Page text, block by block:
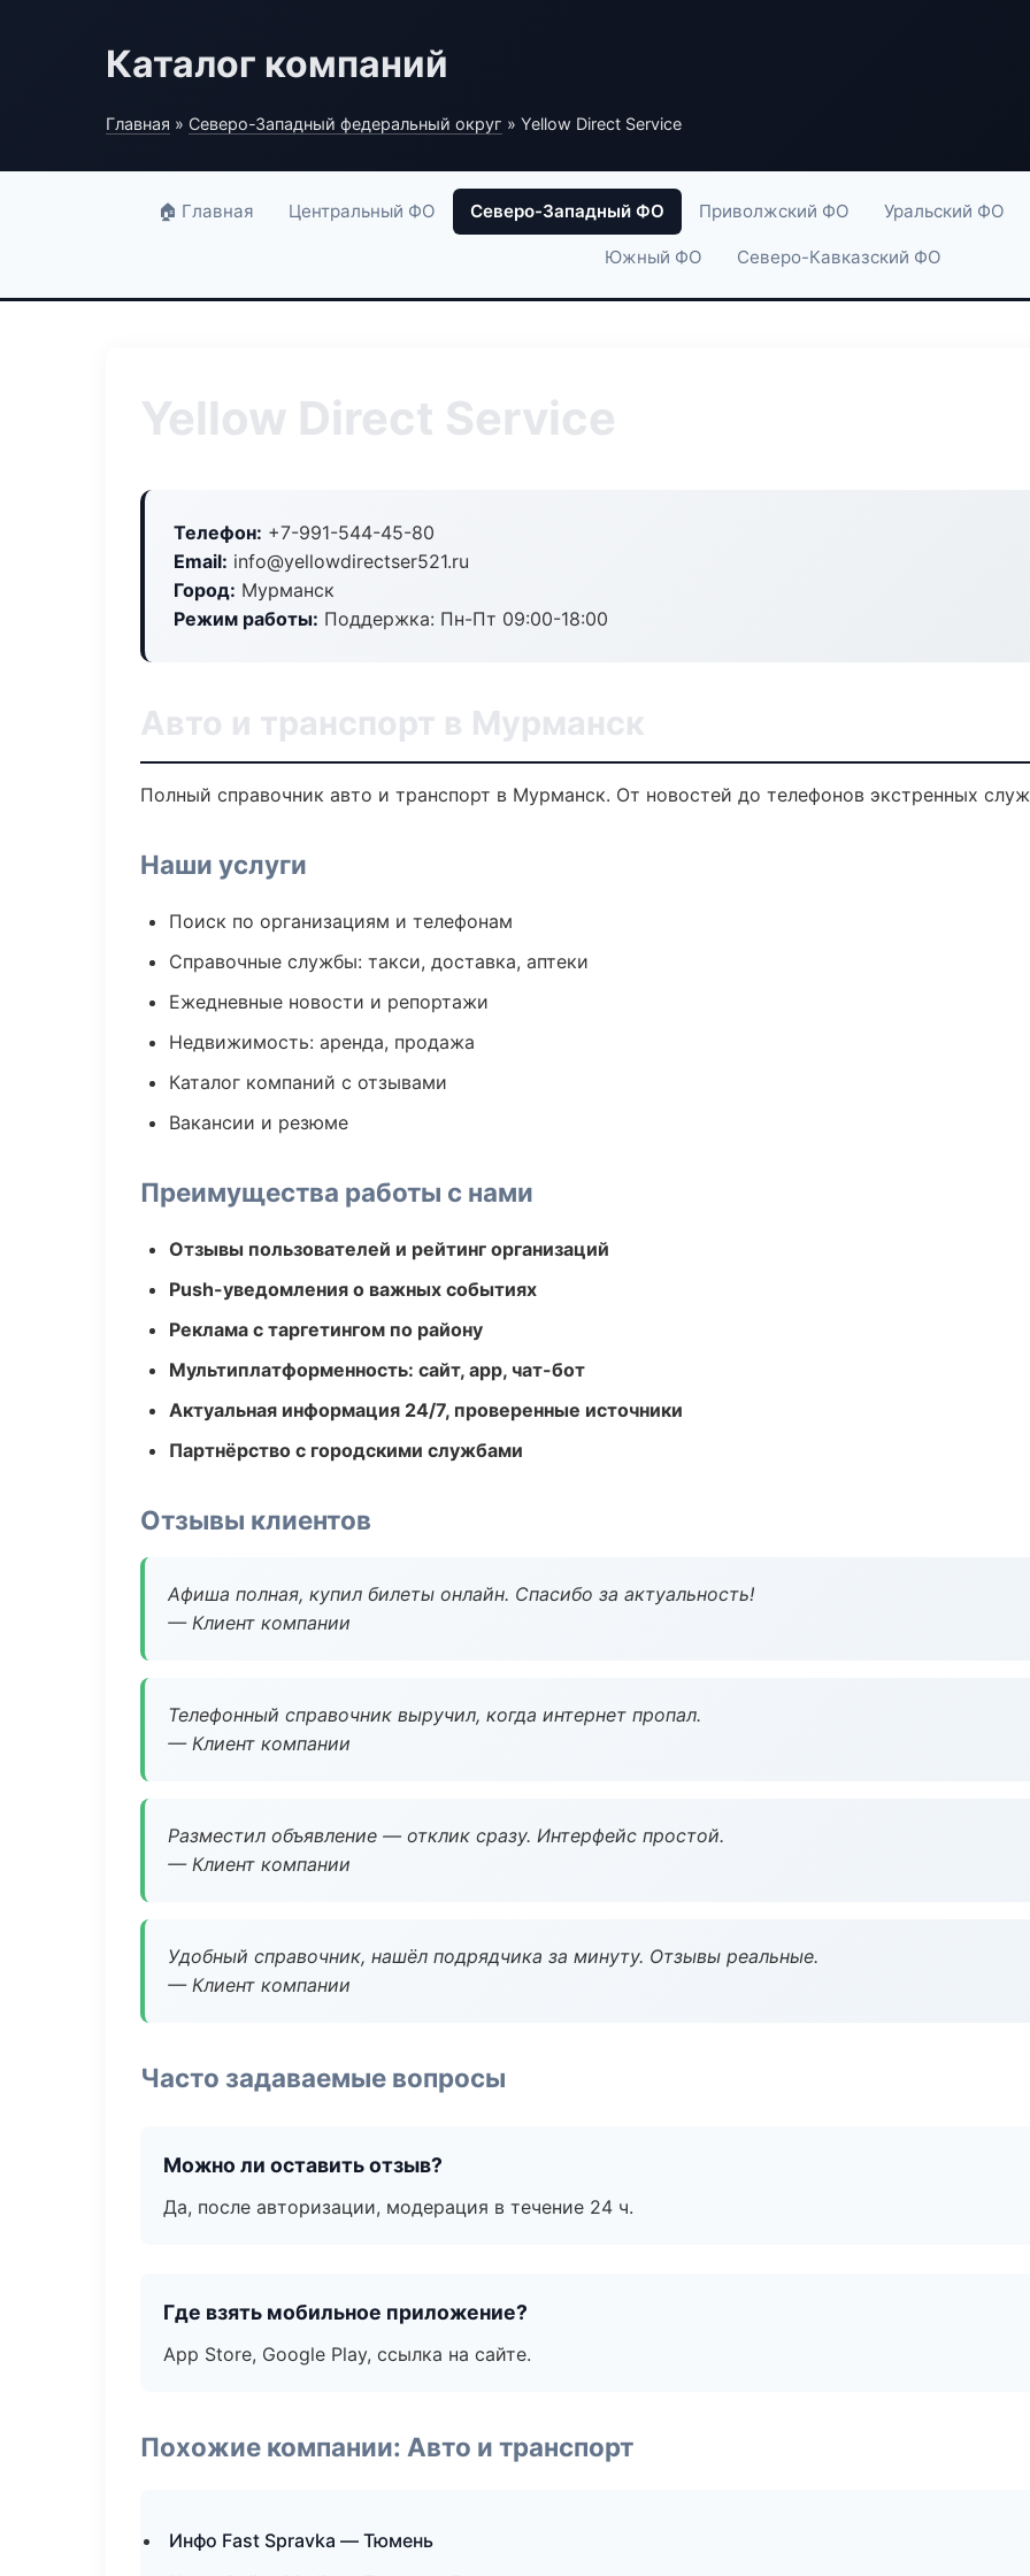
Каталог компаний
Главная » Северо-Западный федеральный округ » Yellow Direct Service
🏠 Главная Центральный ФО Северо-Западный ФО Приволжский ФО Уральский ФО
Южный ФО Северо-Кавказский ФО
Yellow Direct Service
Телефон: +7-991-544-45-80
Email: info@yellowdirectser521.ru
Город: Мурманск
Режим работы: Поддержка: Пн-Пт 09:00-18:00
Авто и транспорт в Мурманск
Полный справочник авто и транспорт в Мурманск. От новостей до телефонов экстренных
Наши услуги
Поиск по организациям и телефонам
Справочные службы: такси, доставка, аптеки
Ежедневные новости и репортажи
Недвижимость: аренда, продажа
Каталог компаний с отзывами
Вакансии и резюме
Преимущества работы с нами
Отзывы пользователей и рейтинг организаций
Push-уведомления о важных событиях
Реклама с таргетингом по району
Мультиплатформенность: сайт, app, чат-бот
Актуальная информация 24/7, проверенные источники
Партнёрство с городскими службами
Отзывы клиентов
Афиша полная, купил билеты онлайн. Спасибо за актуальность!
— Клиент компании
Телефонный справочник выручил, когда интернет пропал.
— Клиент компании
Разместил объявление — отклик сразу. Интерфейс простой.
— Клиент компании
Удобный справочник, нашёл подрядчика за минуту. Отзывы реальные.
— Клиент компании
Часто задаваемые вопросы
Можно ли оставить отзыв?
Да, после авторизации, модерация в течение 24 ч.
Где взять мобильное приложение?
App Store, Google Play, ссылка на сайте.
Похожие компании: Авто и транспорт
Инфо Fast Spravka — Тюмень